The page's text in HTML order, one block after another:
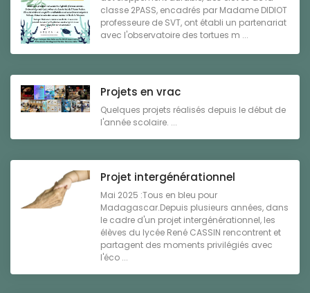
classe 2PASS, encadrés par Madame DIDIOT
professeure de SVT, ont établi un partenariat
avec l'observatoire des tortues m ...
Projets en vrac
Quelques projets réalisés depuis le début de
l'année scolaire. ...
Projet intergénérationnel
Mai 2025 :Tous en bleu pour
Madagascar.Depuis plusieurs années, dans
le cadre d'un projet intergénérationnel, les
élèves du lycée René CASSIN rencontrent et
partagent des moments privilégiés avec
l'éco ...